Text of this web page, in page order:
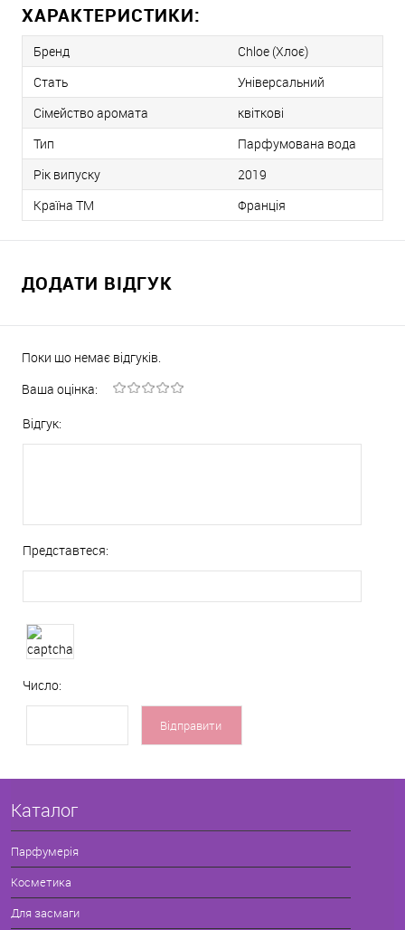
ХАРАКТЕРИСТИКИ:
Бренд
Chloe (Хлоє)
Стать
Універсальний
Сімейство аромата
квіткові
Тип
Парфумована вода
Рік випуску
2019
Країна ТМ
Франція
ДОДАТИ ВІДГУК
Поки що немає відгуків.
Ваша оцінка:
Відгук:
Представтеся:
Число:
Каталог
Парфумерія
Косметика
Для засмаги